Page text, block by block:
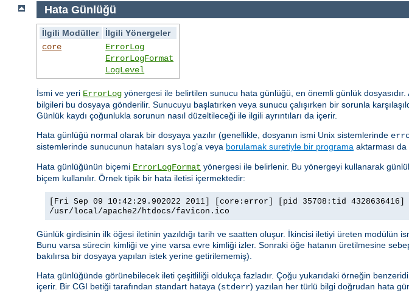
Hata Günlüğü
İlgili Modüller
İlgili Yönergeler
core
ErrorLog
ErrorLogFormat
LogLevel
İsmi ve yeri ErrorLog yönergesi ile belirtilen sunucu hata günlüğü, en önemli günlük
bilgileri bu dosyaya gönderilir. Sunucuyu başlatırken veya sunucu çalışırken bir sorunla
Günlük kaydı çoğunlukla sorunun nasıl düzeltileceği ile ilgili ayrıntıları da içerir.
Hata günlüğü normal olarak bir dosyaya yazılır (genellikle, dosyanın ismi Unix sistemlerinde
sistemlerinde sunucunun hataları syslog’a veya borulamak suretiyle bir programa aktarması
Hata günlüğünün biçemi ErrorLogFormat yönergesi ile belirlenir. Bu yönergeyi kullanarak
biçem kullanılır. Örnek tipik bir hata iletisi içermektedir:
[Fri Sep 09 10:42:29.902022 2011] [core:error] [pid 35708:tid
/usr/local/apache2/htdocs/favicon.ico
Günlük girdisinin ilk öğesi iletinin yazıldığı tarih ve saatten oluşur. İkincisi iletiyi üreten
Bunu varsa sürecin kimliği ve yine varsa evre kimliği izler. Sonraki öğe hatanın üretilmesine
bakılırsa bir dosyaya yapılan istek yerine getirilememiş).
Hata günlüğünde görünebilecek ileti çeşitliliği oldukça fazladır. Çoğu yukarıdaki örneğin
içerir. Bir CGI betiği tarafından standart hataya (stderr) yazılan her türlü bilgi doğrudan hata